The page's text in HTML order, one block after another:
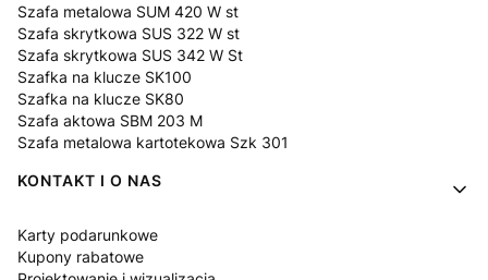
Szafa metalowa SUM 420 W st
Szafa skrytkowa SUS 322 W st
Szafa skrytkowa SUS 342 W St
Szafka na klucze SK100
Szafka na klucze SK80
Szafa aktowa SBM 203 M
Szafa metalowa kartotekowa Szk 301
KONTAKT I O NAS
Karty podarunkowe
Kupony rabatowe